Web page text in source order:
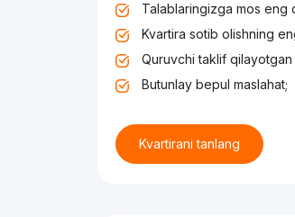
Talablaringizga mos eng
Kvartira sotib olishning
Quruvchi taklif
Butunlay bepul maslahat;
Kvartirani tanlang